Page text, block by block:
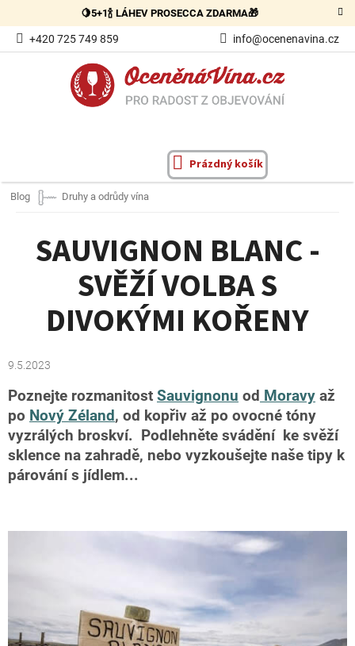
obsah
🍋5+1🍾 LÁHEV PROSECCA ZDARMA🎁
+420 725 749 859 info@ocenenavina.cz
NÁKUPNÍ
Prázdný košík
Blog Druhy a odrůdy vína
SAUVIGNON BLANC -
SVĚŽÍ VOLBA S
DIVOKÝMI KOŘENY
9.5.2023
Poznejte rozmanitost Sauvignonu od Moravy až
po Nový Zéland, od kopřiv až po ovocné tóny
vyzrálých broskví. Podlehněte svádění ke svěží
sklence na zahradě, nebo vyzkoušejte naše tipy k
párování s jídlem...